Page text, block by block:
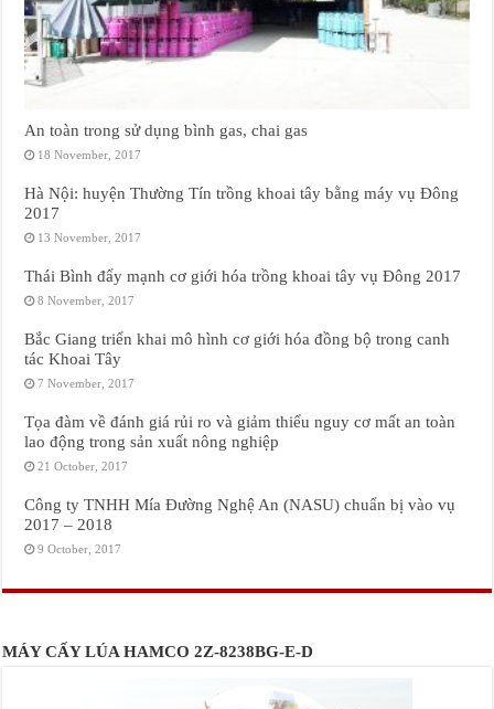
An toàn trong sử dụng bình gas, chai gas
18 November, 2017
Hà Nội: huyện Thường Tín trồng khoai tây bằng máy vụ Đông
2017
13 November, 2017
Thái Bình đẩy mạnh cơ giới hóa trồng khoai tây vụ Đông 2017
8 November, 2017
Bắc Giang triển khai mô hình cơ giới hóa đồng bộ trong canh
tác Khoai Tây
7 November, 2017
Tọa đàm về đánh giá rủi ro và giảm thiểu nguy cơ mất an toàn
lao động trong sản xuất nông nghiệp
21 October, 2017
Công ty TNHH Mía Đường Nghệ An (NASU) chuẩn bị vào vụ
2017 – 2018
9 October, 2017
MÁY CẤY LÚA HAMCO 2Z-8238BG-E-D